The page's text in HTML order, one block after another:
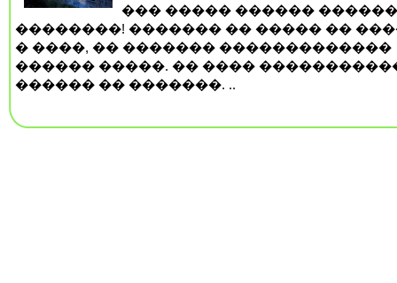
��� ����� ������
��������! ������� �� ����� ��
� ����, �� ������� �������������
������ �����. �� ����
������ �� �������. ..